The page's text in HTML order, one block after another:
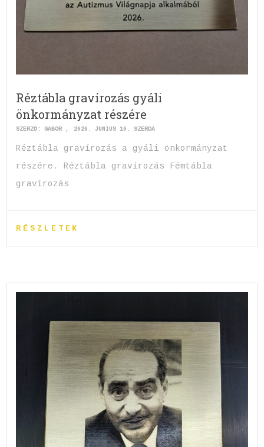
Réztábla gravírozás gyáli
önkormányzat részére
SZERZŐ:GABOR 2026. JÚNIUS 10. SZERDA
Réztábla gravírozás a gyáli önkormányzat
részére. Réztábla gravírozás Fémtábla
gravírozás
RÉSZLETEK